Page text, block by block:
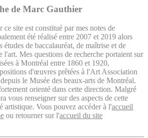
de Marc Gauthier
ce site est constitué par mes notes de
été réalisé entre 2007 et 2019 alors
études de baccalauréat, de maîtrise et de
l'art. Mes questions de recherche portaient sur
à Montréal entre 1860 et 1920,
d'œuvres prêtées à l'Art Association
le Musée des beaux-arts de Montréal.
orienté dans cette direction. Malgré
vous renseigner sur des aspects de cette
artistique. Vous pouvez accéder à l'accueil
ou retourner sur l'accueil du site